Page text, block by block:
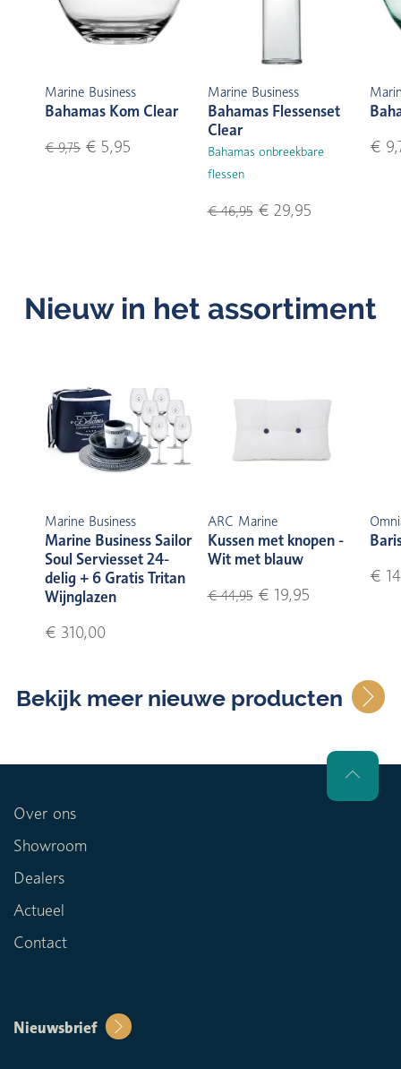
Marine Business
Bahamas Kom Clear
€ 9,75 € 5,95
Marine Business
Bahamas Flessenset
Clear
Bahamas onbreekbare
flessen
€ 46,95€ 29,95
€
Nieuw in het assortiment
Marine Business
Marine Business Sailor
Soul Serviesset 24-
delig + 6 Gratis Tritan
Wijnglazen
€ 310,00
ARC Marine
Kussen met knopen -
Wit met blauw
€ 44,95€ 19,95
€
Bekijk meer nieuwe producten
Over ons
Showroom
Dealers
Actueel
Contact
Nieuwsbrief